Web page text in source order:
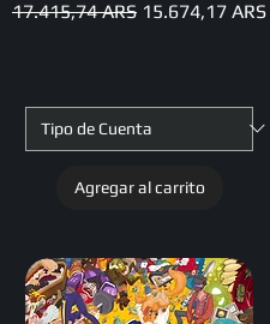
Precio
17.415,74 ARS Precio de oferta
15.674,17 ARS
Agregar al carrito